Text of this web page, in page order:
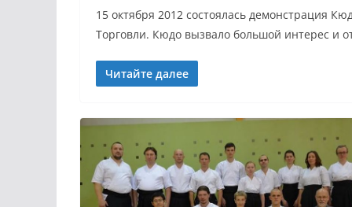
15 октября 2012 состоялась демонстрация
Торговли. Кюдо вызвало большой интерес и
Читайте далее